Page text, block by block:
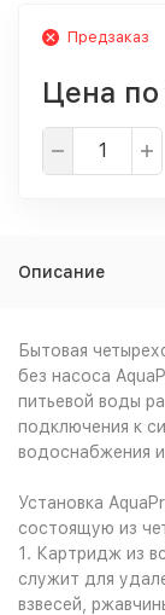
Предзаказ
Цена по
Описание
Бытовая
без насоса
питьевой воды
подключения к
водоснабжения
Установка
состоящую из
1. Картридж из
служит для
взвесей,